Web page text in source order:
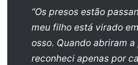
“Os presos estão
meu filho está virado
osso. Quando abriram
reconheci apenas por